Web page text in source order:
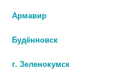
ЛИДОКАИН БУФУС 10% 2МЛ.
178 руб.
Армавир
Будённовск
г. Зеленокумск